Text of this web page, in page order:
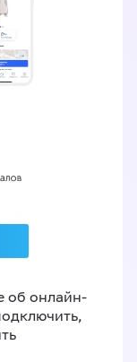
об онлайн-